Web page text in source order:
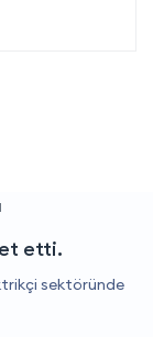
etti.
sektöründe